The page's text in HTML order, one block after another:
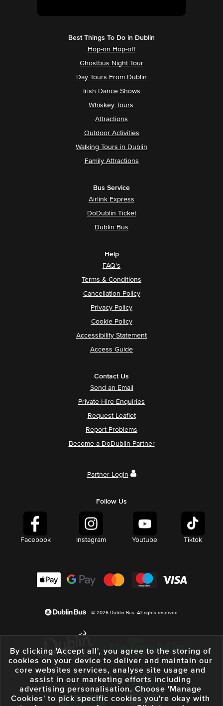
Best Things To Do in Dublin
Hop-on Hop-off
Ghostbus Night Tour
Day Tours From Dublin
Irish Dance Shows
Whiskey Tours
Attractions
Outdoor Activities
Walking Tours in Dublin
Family Attractions
Bus Service
Airlink Express
DoDublin Ticket
Dublin Bus
Help
FAQ's
Terms & Conditions
Cancellation Policy
Privacy Policy
Cookie Policy
Accessibility Statement
Access Guide
Contact Us
Send an Email
Private Hire Enquiries
Request Leaflet
Report Problems
Become a DoDublin Partner
Partner Login
Follow Us
Facebook Instagram Youtube Tiktok
© 2026 Dublin Bus. All rights reserved.
By clicking 'Accept all', you agree to the storing of
cookies on your device to deliver and maintain our
core websites services, analyse site usage and
assist in our marketing efforts including
advertising personalisation. Choose 'Manage
Cookies' to pick specific cookies you're okay with